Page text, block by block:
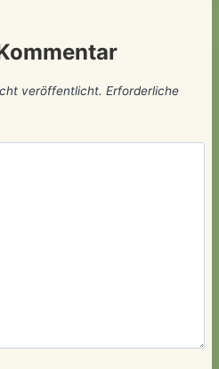
veröffentlicht. Erforderliche